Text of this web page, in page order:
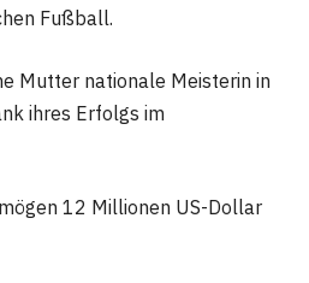
Fußball.
Mutter nationale Meisterin in
ihres Erfolgs im
12 Millionen US-Dollar